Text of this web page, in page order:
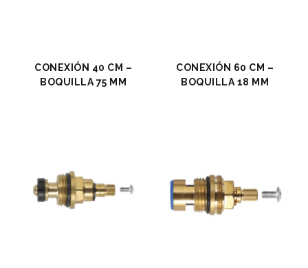
CONEXIÓN 40 CM –
BOQUILLA 75 MM
CONEXIÓN 60 CM –
BOQUILLA 18 MM